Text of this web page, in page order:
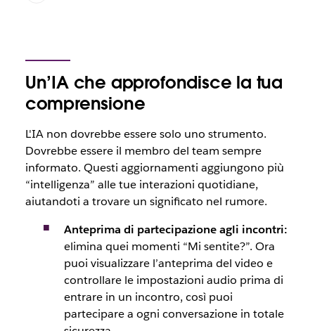
Un’IA che approfondisce la tua
comprensione
L'IA non dovrebbe essere solo uno strumento.
Dovrebbe essere il membro del team sempre
informato. Questi aggiornamenti aggiungono più
“intelligenza” alle tue interazioni quotidiane,
aiutandoti a trovare un significato nel rumore.
Anteprima di partecipazione agli incontri:
elimina quei momenti “Mi sentite?”. Ora
puoi visualizzare l’anteprima del video e
controllare le impostazioni audio prima di
entrare in un incontro, così puoi
partecipare a ogni conversazione in totale